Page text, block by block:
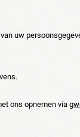
uw
ons opnemen via